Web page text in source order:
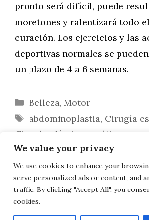
We value your privacy
We use cookies to enhance your
serve personalized ads or content, and
traffic. By clicking "Accept All", you
cookies.
pronto será difícil, puede
moretones y ralentizará todo
curación. Los ejercicios y las
deportivas normales se
un plazo de 4 a 6 semanas.
Categorías
Belleza, Motor
Etiquetas
abdominoplastia, Cirugía
Cirugía plástica
estética
cirugía estética,tratamientos
Botox: preguntas
¿Qué es una liposucción?